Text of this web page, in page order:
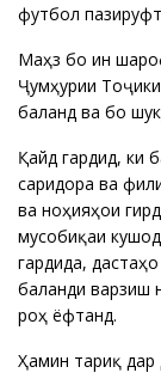
футбол
Маҳз бо ин
Ҷумҳурии
баланд ва бо
Қайд гардид, ки
саридора ва
ва ноҳияҳои
мусобиқаи
гардида,
баланди
роҳ ёфтанд.
Ҳамин тариқ дар